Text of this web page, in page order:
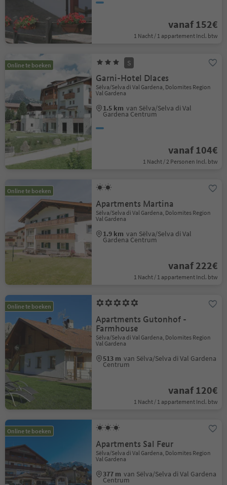
vanaf 152€
1 Nacht / 1 appartement Incl. btw
Online te boeken S
Garni-Hotel Dlaces
Sëlva/Selva di Val Gardena, Dolomites Region
Val Gardena
1.5 km van Sëlva/Selva di Val
Gardena Centrum
vanaf 104€
1 Nacht / 2 Personen Incl. btw
Online te boeken
Apartments Martina
Sëlva/Selva di Val Gardena, Dolomites Region
Val Gardena
1.9 km van Sëlva/Selva di Val
Gardena Centrum
vanaf 222€
1 Nacht / 1 appartement Incl. btw
Online te boeken
Apartments Gutonhof -
Farmhouse
Sëlva/Selva di Val Gardena, Dolomites Region
Val Gardena
513 m van Sëlva/Selva di Val Gardena
Centrum
vanaf 120€
1 Nacht / 1 appartement Incl. btw
Online te boeken
Apartments Sal Feur
Sëlva/Selva di Val Gardena, Dolomites Region
Val Gardena
377 m van Sëlva/Selva di Val Gardena
Centrum